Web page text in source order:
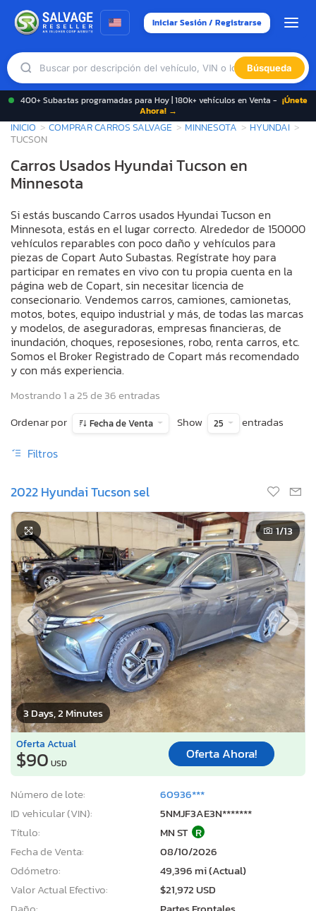
Iniciar Sesión / Registrarse
Búsqueda
400+ Subastas programadas para Hoy | 180k+ vehículos en Venta - ¡Únete
Ahora! →
INICIO COMPRAR CARROS SALVAGE MINNESOTA
HYUNDAI
TUCSON
Carros Usados Hyundai Tucson en
Minnesota
Si estás buscando Carros usados Hyundai Tucson en
Minnesota, estás en el lugar correcto. Alrededor de 150000
vehículos reparables con poco daño y vehículos para
piezas de Copart Auto Subastas. Regístrate hoy para
participar en remates en vivo con tu propia cuenta en la
página web de Copart, sin necesitar licencia de
consecionario. Vendemos carros, camiones, camionetas,
motos, botes, equipo industrial y más, de todas las marcas
y modelos, de aseguradoras, empresas financieras, de
inundación, choques, reposesiones, robo, renta carros, etc.
Somos el Broker Registrado de Copart más recomendado
y con más experiencia.
Mostrando 1 a 25 de 36 entradas
Ordenar por
Fecha de Venta Show 25 entradas
Filtros
2022 Hyundai Tucson sel
3 Days, 2 Minutes
1/13
Oferta Actual
$90 USD
Oferta Ahora!
Número de lote:
60936***
ID vehicular (VIN):
5NMJF3AE3N*******
Título:
MN ST R
Fecha de Venta:
08/10/2026
Odómetro:
49,396 mi (Actual)
Valor Actual Efectivo:
$21,972 USD